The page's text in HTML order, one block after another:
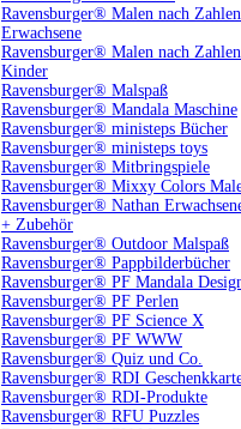
Ravensburger® Malen nach Zahlen
Erwachsene
Ravensburger® Malen nach Zahlen
Kinder
Ravensburger® Malspaß
Ravensburger® Mandala Maschine
Ravensburger® ministeps Bücher
Ravensburger® ministeps toys
Ravensburger® Mitbringspiele
Ravensburger® Mixxy Colors
Ravensburger® Nathan
+ Zubehör
Ravensburger® Outdoor Malspaß
Ravensburger® Pappbilderbücher
Ravensburger® PF Mandala
Ravensburger® PF Perlen
Ravensburger® PF Science X
Ravensburger® PF WWW
Ravensburger® Quiz und Co.
Ravensburger® RDI
Ravensburger® RDI-Produkte
Ravensburger® RFU Puzzles